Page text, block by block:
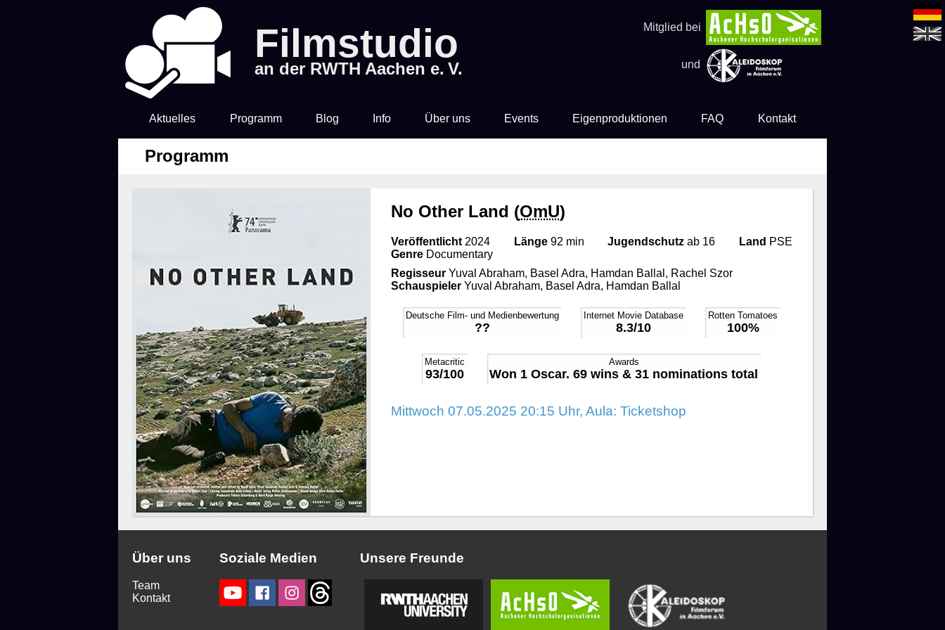
Filmstudio
an der RWTH Aachen e. V.
Mitglied bei
und
Aktuelles Programm Blog Info
Getränke &
Knabberkram
Über uns
Chronik
Technik
Bibliothek
Events
Filmstudio Spezial
Die Feuerzangenbowle
Eigenproduktionen FAQ Kontakt
Programm
No Other Land (OmU)
Veröffentlicht2024 Länge92 min Jugendschutz ab 16 Land PSE
GenreDocumentary
RegisseurYuval Abraham, Basel Adra, Hamdan Ballal, Rachel Szor
SchauspielerYuval Abraham, Basel Adra, Hamdan Ballal
Deutsche Film- und Medienbewertung
??
Internet Movie Database
8.3/10
Rotten Tomatoes
100%
Metacritic
93/100
Awards
Won 1 Oscar. 69 wins & 31 nominations total
Mittwoch 07.05.2025 20:15 Uhr, Aula: Ticketshop
Über uns
Team
Kontakt
Soziale Medien Unsere Freunde